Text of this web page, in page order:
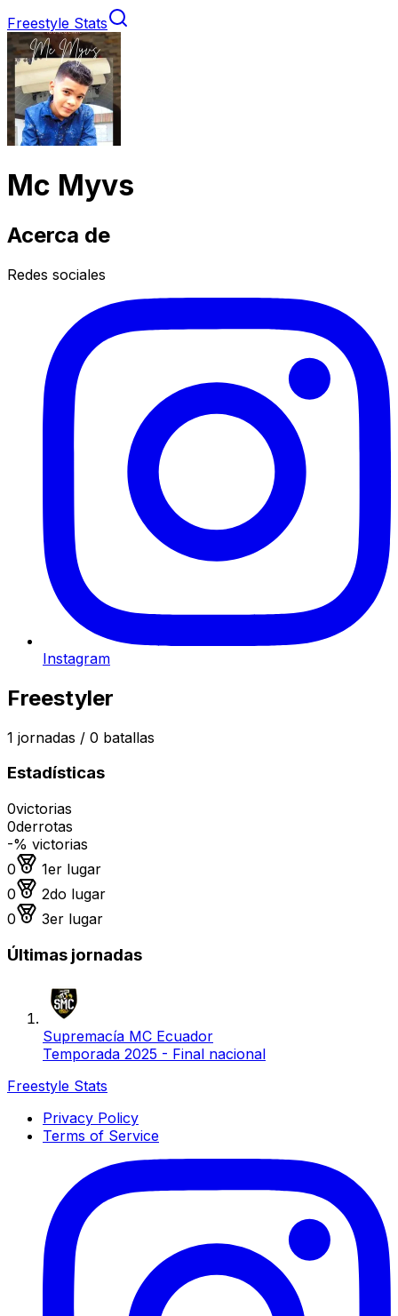
Freestyle Stats
Mc Myvs
Acerca de
Redes sociales
Instagram
Freestyler
1 jornadas / 0 batallas
Estadísticas
0victorias
0derrotas
-% victorias
0
Medalla de oro
1er lugar
0
Medalla de plata
2do lugar
0
Medalla de bronce
3er lugar
Últimas jornadas
Supremacía MC Ecuador
Temporada 2025 - Final nacional
Freestyle Stats
Privacy Policy
Terms of Service